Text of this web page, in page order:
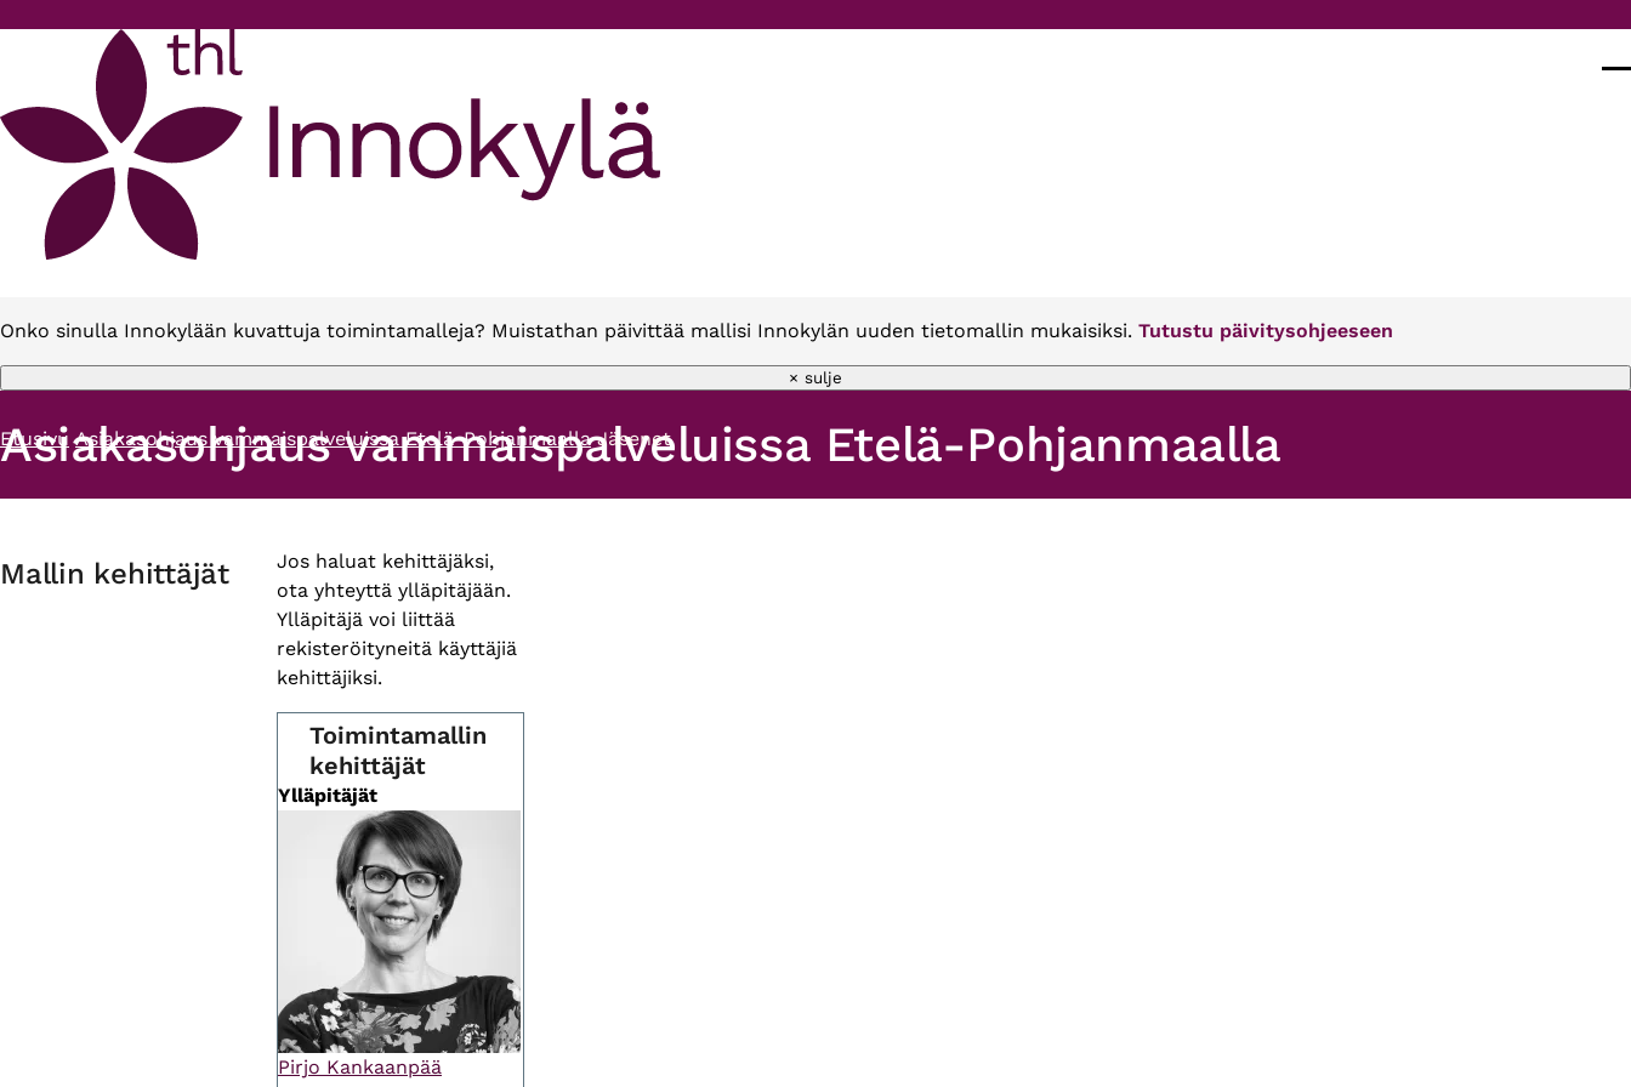
Onko sinulla Innokylään kuvattuja toimintamalleja? Muistathan päivittää mallisi Innokylän uuden tietomallin mukaisiksi. Tutustu päivitysohjeeseen
× sulje
Murupolku
Etusivu Asiakasohjaus vammaispalveluissa Etelä-Pohjanmaalla Jäsenet
Asiakasohjaus vammaispalveluissa Etelä-Pohjanmaalla
Primary
Mallin kehittäjät
Jos haluat kehittäjäksi,
ota yhteyttä ylläpitäjään.
Ylläpitäjä voi liittää
rekisteröityneitä käyttäjiä
kehittäjiksi.
Toimintamallin
kehittäjät
Ylläpitäjät
Pirjo Kankaanpää